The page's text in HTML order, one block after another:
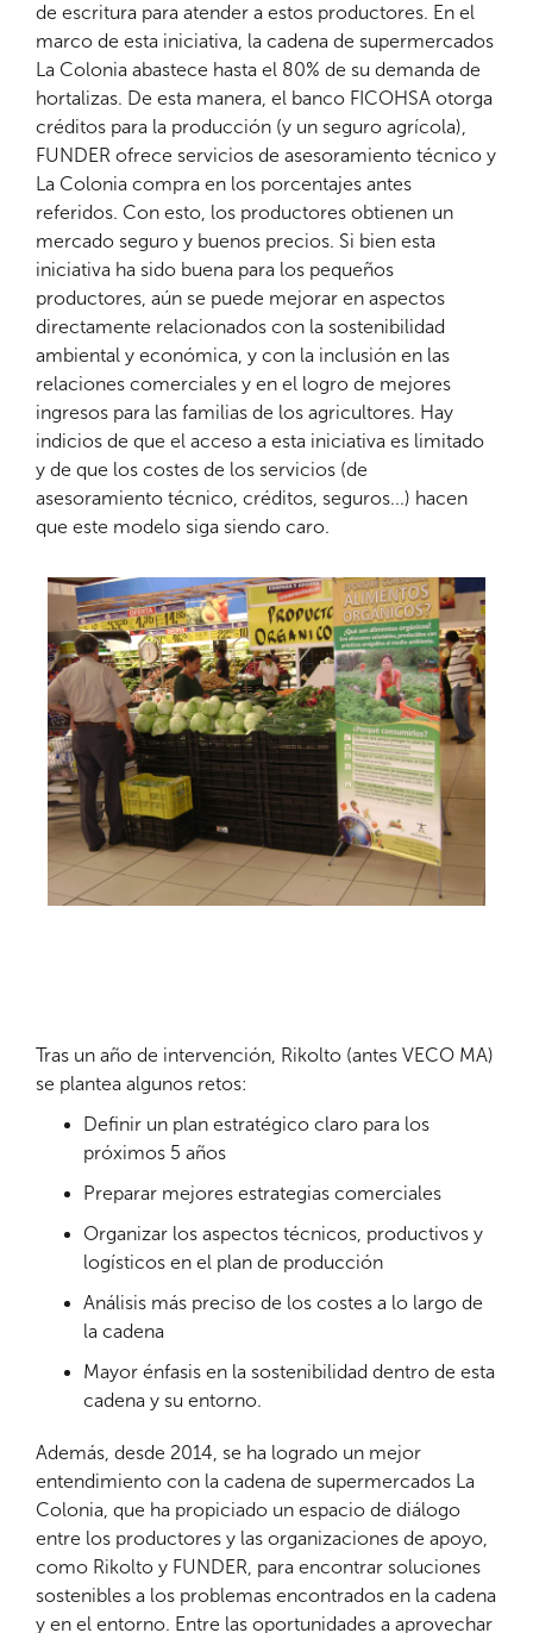
de escritura para atender a estos productores. En el
marco de esta iniciativa, la cadena de supermercados
La Colonia abastece hasta el 80% de su demanda de
hortalizas. De esta manera, el banco FICOHSA otorga
créditos para la producción (y un seguro agrícola),
FUNDER ofrece servicios de asesoramiento técnico y
La Colonia compra en los porcentajes antes
referidos. Con esto, los productores obtienen un
mercado seguro y buenos precios. Si bien esta
iniciativa ha sido buena para los pequeños
productores, aún se puede mejorar en aspectos
directamente relacionados con la sostenibilidad
ambiental y económica, y con la inclusión en las
relaciones comerciales y en el logro de mejores
ingresos para las familias de los agricultores. Hay
indicios de que el acceso a esta iniciativa es limitado
y de que los costes de los servicios (de
asesoramiento técnico, créditos, seguros...) hacen
que este modelo siga siendo caro.
Tras un año de intervención, Rikolto (antes VECO MA)
se plantea algunos retos:
Definir un plan estratégico claro para los
próximos 5 años
Preparar mejores estrategias comerciales
Organizar los aspectos técnicos, productivos y
logísticos en el plan de producción
Análisis más preciso de los costes a lo largo de
la cadena
Mayor énfasis en la sostenibilidad dentro de esta
cadena y su entorno.
Además, desde 2014, se ha logrado un mejor
entendimiento con la cadena de supermercados La
Colonia, que ha propiciado un espacio de diálogo
entre los productores y las organizaciones de apoyo,
como Rikolto y FUNDER, para encontrar soluciones
sostenibles a los problemas encontrados en la cadena
y en el entorno. Entre las oportunidades a aprovechar